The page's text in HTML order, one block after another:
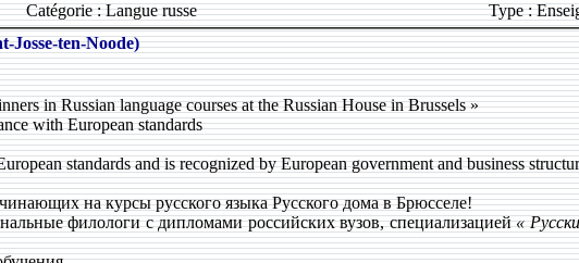
Catégorie : Langue russe
Type :
Josse-ten-Noode)
in Russian language courses at the Russian House in Brussels »
with European standards
standards and is recognized by European government and business
на курсы русского языка Русского дома в Брюсселе!
филологи с дипломами российских вузов, специализацией«